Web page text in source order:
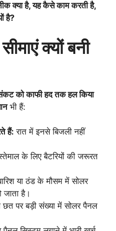
क्या है, यह कैसे काम करती है,
है?
क्यों बनी
को काफी हद तक हल किया
भी हैं:
हैं: रात में इनसे बिजली नहीं
के लिए बैटरियों की जरूरत
या ठंड के मौसम में सोलर
है।
छत पर बड़ी संख्या में सोलर पैनल